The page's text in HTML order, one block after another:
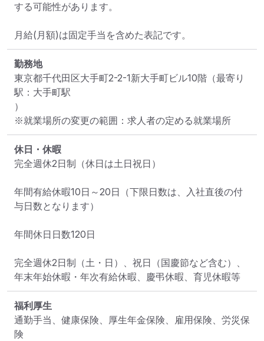
する可能性があります。
月給(月額)は固定手当を含めた表記です。
勤務地
東京都千代田区大手町2-2-1新大手町ビル10階 （最寄り
駅：大手町駅
）
※就業場所の変更の範囲：求人者の定める就業場所
休日・休暇
完全週休2日制（休日は土日祝日）
年間有給休暇10日～20日（下限日数は、入社直後の付
与日数となります）
年間休日日数120日
完全週休2日制（土・日）、祝日（国慶節など含む）、
年末年始休暇・年次有給休暇、慶弔休暇、育児休暇等
福利厚生
通勤手当、健康保険、厚生年金保険、雇用保険、労災保
険